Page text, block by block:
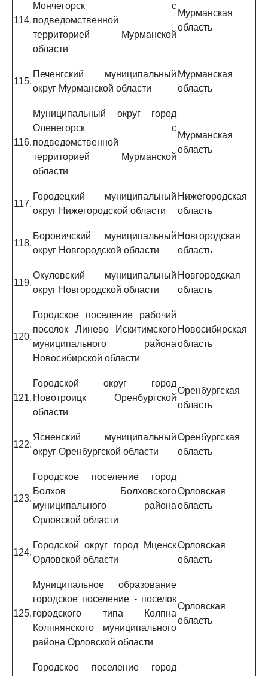
114.
Мончегорск с
подведомственной
территорией Мурманской
области
Мурманская
область
115.
Печенгский муниципальный
округ Мурманской области
Мурманская
область
116.
Муниципальный округ город
Оленегорск с
подведомственной
территорией Мурманской
области
Мурманская
область
117.
Городецкий муниципальный
округ Нижегородской области
Нижегородская
область
118.
Боровичский муниципальный
округ Новгородской области
Новгородская
область
119.
Окуловский муниципальный
округ Новгородской области
Новгородская
область
120.
Городское поселение рабочий
поселок Линево Искитимского
муниципального района
Новосибирской области
Новосибирская
область
121.
Городской округ город
Новотроицк Оренбургской
области
Оренбургская
область
122.
Ясненский муниципальный
округ Оренбургской области
Оренбургская
область
123.
Городское поселение город
Болхов Болховского
муниципального района
Орловской области
Орловская
область
124.
Городской округ город Мценск
Орловской области
Орловская
область
125.
Муниципальное образование
городское поселение - поселок
городского типа Колпна
Колпнянского муниципального
района Орловской области
Орловская
область
Городское поселение город